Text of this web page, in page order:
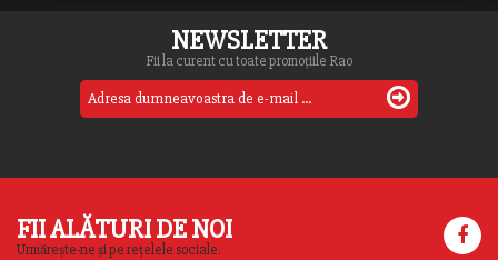
NEWSLETTER
Fii la curent cu toate promoțiile Rao
FII ALĂTURI DE NOI
Urmărește-ne și pe rețelele sociale.